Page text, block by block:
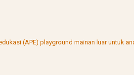
(APE) playground mainan luar untuk